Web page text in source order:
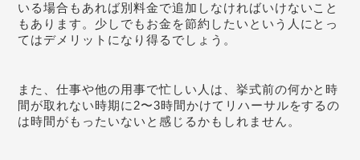
いる場合もあれば別料金で追加しなければいけないこと
もあります。少しでもお金を節約したいという人にとっ
てはデメリットになり得るでしょう。
また、仕事や他の用事で忙しい人は、挙式前の何かと時
間が取れない時期に2〜3時間かけてリハーサルをするの
は時間がもったいないと感じるかもしれません。